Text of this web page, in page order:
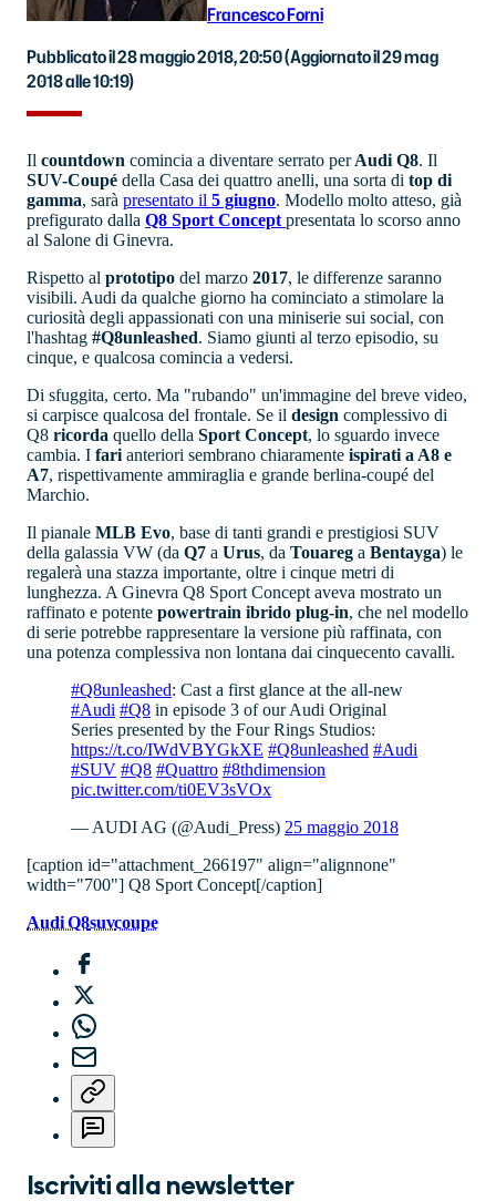
Francesco Forni
Pubblicato il 28 maggio 2018, 20:50(Aggiornato il 29 mag
2018 alle 10:19)
Il countdown comincia a diventare serrato perAudi Q8. Il
SUV-Coupé della Casa dei quattro anelli, una sorta di top di
gamma, sarà presentato il 5 giugno. Modello molto atteso, già
prefigurato dalla Q8 Sport Concept presentata lo scorso anno
al Salone di Ginevra.
Rispetto al prototipo del marzo 2017, le differenze saranno
visibili. Audi da qualche giorno ha cominciato a stimolare la
curiosità degli appassionati con una miniserie sui social, con
l'hashtag #Q8unleashed. Siamo giunti al terzo episodio, su
cinque, e qualcosa comincia a vedersi.
Di sfuggita, certo. Ma "rubando" un'immagine del breve video,
si carpisce qualcosa del frontale. Se il design complessivo di
Q8 ricorda quello della Sport Concept, lo sguardo invece
cambia. I fari anteriori sembrano chiaramente ispirati a A8 e
A7, rispettivamente ammiraglia e grande berlina-coupé del
Marchio.
Il pianale MLB Evo, base di tanti grandi e prestigiosi SUV
della galassia VW (da Q7 a Urus, da Touareg a Bentayga) le
regalerà una stazza importante, oltre i cinque metri di
lunghezza. A Ginevra Q8 Sport Concept aveva mostrato un
raffinato e potente powertrain ibrido plug-in, che nel modello
di serie potrebbe rappresentare la versione più raffinata, con
una potenza complessiva non lontana dai cinquecento cavalli.
#Q8unleashed: Cast a first glance at the all-new
#Audi #Q8 in episode 3 of our Audi Original
Series presented by the Four Rings Studios:
https://t.co/IWdVBYGkXE #Q8unleashed #Audi
#SUV #Q8 #Quattro #8thdimension
pic.twitter.com/ti0EV3sVOx
— AUDI AG (@Audi_Press) 25 maggio 2018
[caption id="attachment_266197" align="alignnone"
width="700"] Q8 Sport Concept[/caption]
Audi Q8suvcoupe
Iscriviti alla newsletter